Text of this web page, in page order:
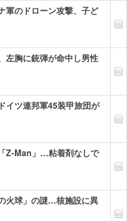
軍のドローン攻撃、子ど
左胸に銃弾が命中し男性
イツ連邦軍45装甲旅団が
Z-Man」…粘着剤なしで
火球」の謎…核施設に異